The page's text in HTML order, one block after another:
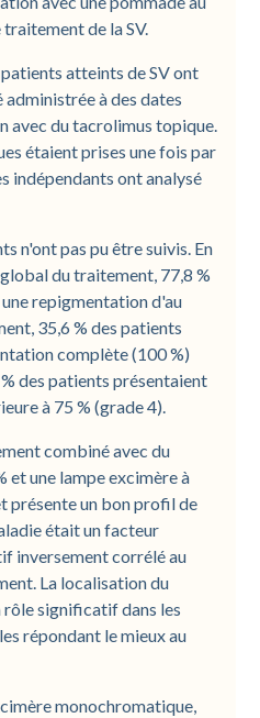
de la SV.
atteints de SV ont
administrée à des dates
avec du tacrolimus topique.
étaient prises une fois par
indépendants ont analysé
n'ont pas pu être suivis. En
du traitement, 77,8 %
repigmentation d'au
35,6 % des patients
complète (100 %)
des patients présentaient
à 75 % (grade 4).
combiné avec du
et une lampe excimère à
présente un bon profil de
était un facteur
inversement corrélé au
La localisation du
significatif dans les
répondant le mieux au
monochromatique,